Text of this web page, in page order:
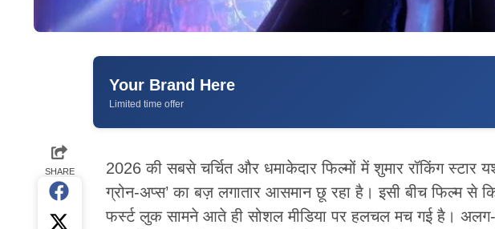
Your Brand Here
Limited time offer
SHARE
2026 की सबसे चर्चित और धमाकेदार फिल्मों में शुमार रॉकिंग स्टार
ग्रोन-अप्स’ का बज़ लगातार आसमान छू रहा है। इसी बीच फिल्म से
फर्स्ट लुक सामने आते ही सोशल मीडिया पर हलचल मच गई है।